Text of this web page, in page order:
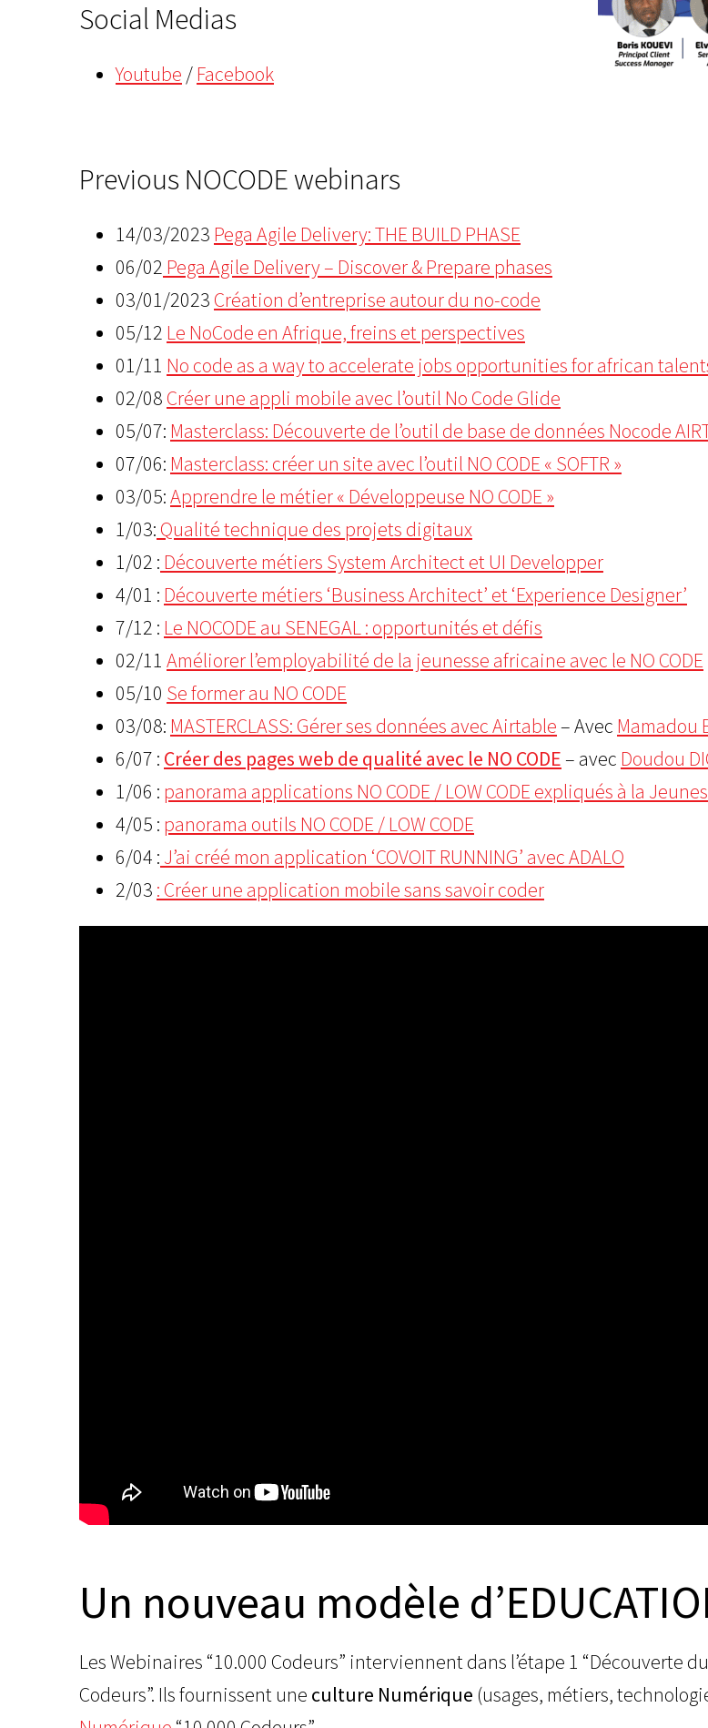
Social Medias
Youtube / Facebook
Previous NOCODE webinars
14/03/2023 Pega Agile Delivery: THE BUILD PHASE
06/02 Pega Agile Delivery – Discover & Prepare phases
03/01/2023 Création d’entreprise autour du no-code
05/12 Le NoCode en Afrique, freins et perspectives
01/11 No code as a way to accelerate jobs opportunities for african
02/08 Créer une appli mobile avec l’outil No Code Glide
05/07: Masterclass: Découverte de l’outil de base de données Nocode
07/06: Masterclass: créer un site avec l’outil NO CODE « SOFTR »
03/05:Apprendre le métier « Développeuse NO CODE »
1/03: Qualité technique des projets digitaux
1/02 : Découverte métiers System Architect et UI Developper
4/01 : Découverte métiers ‘Business Architect’ et ‘Experience Designer’
7/12 : Le NOCODE au SENEGAL : opportunités et défis
02/11 Améliorer l’employabilité de la jeunesse africaine avec le NO CODE
05/10 Se former au NO CODE
03/08: MASTERCLASS: Gérer ses données avec Airtable– Avec Mamadou
6/07 : Créer des pages web de qualité avec le NO CODE– avec Doudou
1/06 : panorama applications NO CODE / LOW CODE expliqués à la
4/05 : panorama outils NO CODE / LOW CODE
6/04 : J’ai créé mon application ‘COVOIT RUNNING’ avec ADALO
2/03 : Créer une application mobile sans savoir coder
Un nouveau modèle
Les Webinaires “10.000 Codeurs” interviennent dans l’étape 1 “Découverte
Codeurs”. Ils fournissent une culture Numérique (usages, métiers,